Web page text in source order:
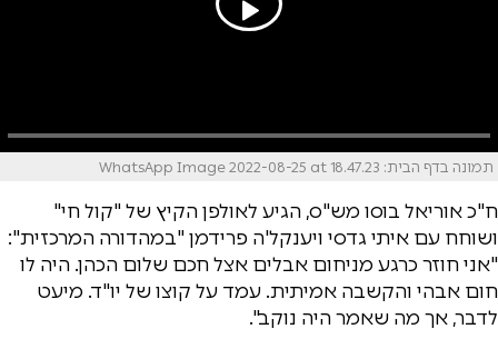
תמונה בדף הבית: WhatsApp Image 2022-08-25 at 18.47.23
ח"כ אוריאל בוסו מש"ס, הגיע לאולפן הקיץ של "קול חי"
ושוחח עם איתי גדסי ויענקל'ה פרידמן "במהדורה המרכזית":
"אני חוזר כרגע מניחום אבלים אצל חכם שלום הכהן. היה לו
חום אבהי והקשבה אמיתית. עמד על קוצו של יו"ד. מיעט
לדבר, אך מה שאמר היה נוקב".